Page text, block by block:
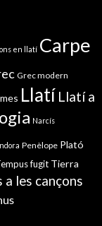
en llatí Carpe
Grec modern
Llatí Llatí a
Narcís
Penèlope Plató
fugit Tierra
a les cançons